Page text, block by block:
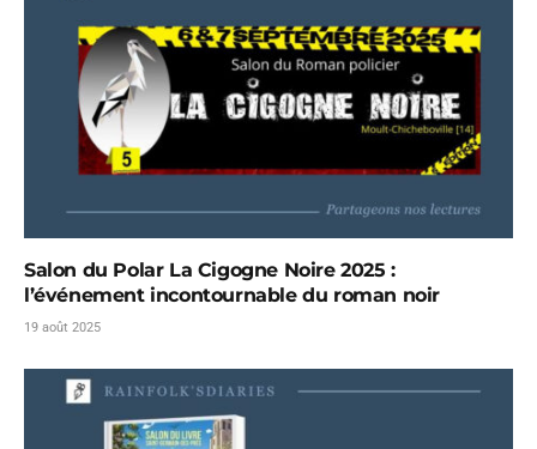
Salon du Polar La Cigogne Noire 2025 :
l’événement incontournable du roman noir
19 août 2025